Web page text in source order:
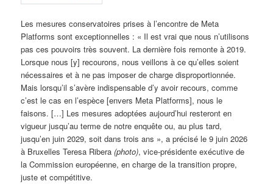
Les mesures conservatoires prises à l’encontre de Meta
Platforms sont exceptionnelles : « Il est vrai que nous n’utilisons
pas ces pouvoirs très souvent. La dernière fois remonte à 2019.
Lorsque nous [y] recourons, nous veillons à ce qu’elles soient
nécessaires et à ne pas imposer de charge disproportionnée.
Mais lorsqu’il s’avère indispensable d’y avoir recours, comme
c’est le cas en l’espèce [envers Meta Platforms], nous le
faisons. […] Les mesures adoptées aujourd’hui resteront en
vigueur jusqu’au terme de notre enquête ou, au plus tard,
jusqu’en juin 2029, soit dans trois ans », a précisé le 9 juin 2026
à Bruxelles Teresa Ribera(photo), vice-présidente exécutive de
la Commission européenne, en charge de la transition propre,
juste et compétitive.